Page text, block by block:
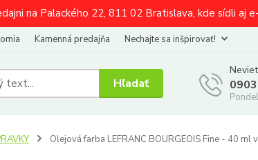
na Palackého 22, 811 02 Bratislava, kde sídli aj
Kamenná predajňa Nechajte sa inšpirovať!
Hľadať
Olejová farba LEFRANC BOURGEOIS Fine - 40